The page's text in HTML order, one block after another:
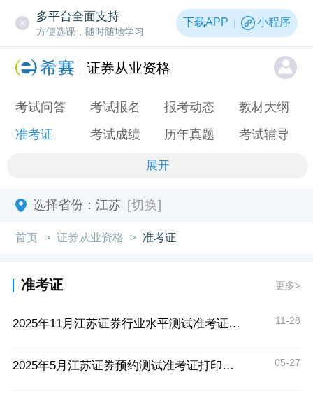
多平台全面支持
方便选课，随时随地学习
下载APP 小程序
证券从业资格
考试问答 考试报名 报考动态
教材大纲
准考证
考试成绩 历年真题 考试辅导
展开
选择省份： 江苏 [切换]
首页 > 证券从业资格 > 准考证
准考证 更多>
2025年11月江苏证券行业水平测试准考证打印入口11月26日开通 11-28
2025年5月江苏证券预约测试准考证打印入口26日15时开通 05-27